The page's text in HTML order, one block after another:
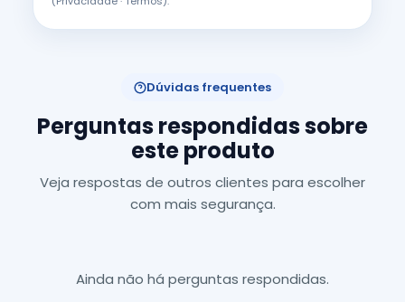
Dúvidas frequentes
Perguntas respondidas sobre
este produto
Veja respostas de outros clientes para escolher
com mais segurança.
Ainda não há perguntas respondidas.